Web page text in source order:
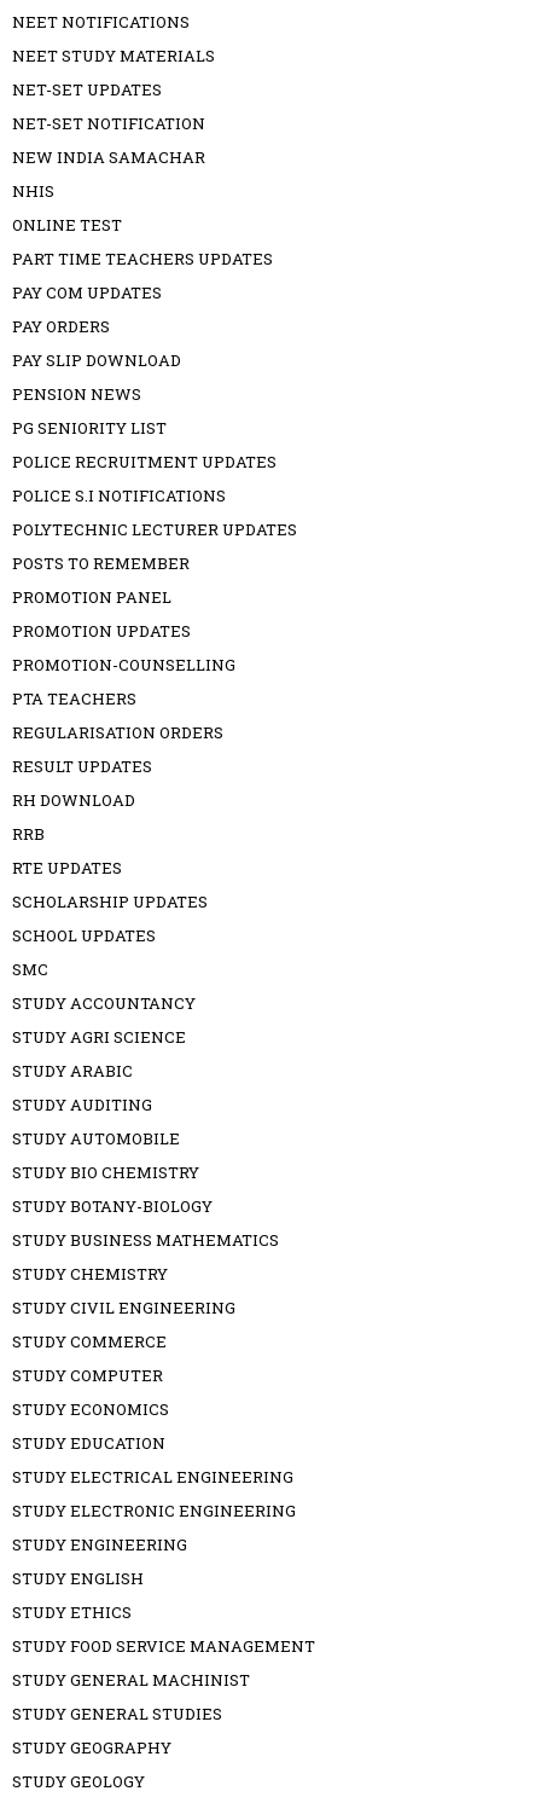
NEET NOTIFICATIONS
NEET STUDY MATERIALS
NET-SET UPDATES
NET-SET NOTIFICATION
NEW INDIA SAMACHAR
NHIS
ONLINE TEST
PART TIME TEACHERS UPDATES
PAY COM UPDATES
PAY ORDERS
PAY SLIP DOWNLOAD
PENSION NEWS
PG SENIORITY LIST
POLICE RECRUITMENT UPDATES
POLICE S.I NOTIFICATIONS
POLYTECHNIC LECTURER UPDATES
POSTS TO REMEMBER
PROMOTION PANEL
PROMOTION UPDATES
PROMOTION-COUNSELLING
PTA TEACHERS
REGULARISATION ORDERS
RESULT UPDATES
RH DOWNLOAD
RRB
RTE UPDATES
SCHOLARSHIP UPDATES
SCHOOL UPDATES
SMC
STUDY ACCOUNTANCY
STUDY AGRI SCIENCE
STUDY ARABIC
STUDY AUDITING
STUDY AUTOMOBILE
STUDY BIO CHEMISTRY
STUDY BOTANY-BIOLOGY
STUDY BUSINESS MATHEMATICS
STUDY CHEMISTRY
STUDY CIVIL ENGINEERING
STUDY COMMERCE
STUDY COMPUTER
STUDY ECONOMICS
STUDY EDUCATION
STUDY ELECTRICAL ENGINEERING
STUDY ELECTRONIC ENGINEERING
STUDY ENGINEERING
STUDY ENGLISH
STUDY ETHICS
STUDY FOOD SERVICE MANAGEMENT
STUDY GENERAL MACHINIST
STUDY GENERAL STUDIES
STUDY GEOGRAPHY
STUDY GEOLOGY